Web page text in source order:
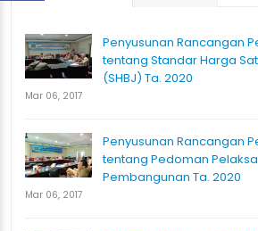
Penyusunan Rancangan
tentang Standar Harga
(SHBJ) Ta. 2020
Mar 06, 2017
Penyusunan Rancangan
tentang Pedoman
Pembangunan Ta. 2020
Mar 06, 2017